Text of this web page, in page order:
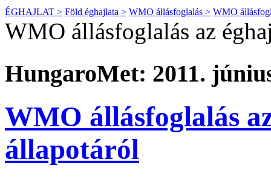
ÉGHAJLAT > Föld éghajlata > WMO állásfoglalás > WMO
WMO állásfoglalás az
HungaroMet: 2011.
WMO állásfoglalás
állapotáról